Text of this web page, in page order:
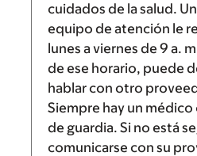
cuidados de la salud.
equipo de atención le
lunes a viernes de 9 a.
de ese horario, puede
hablar con otro
Siempre hay un
de guardia. Si no está
comunicarse con su